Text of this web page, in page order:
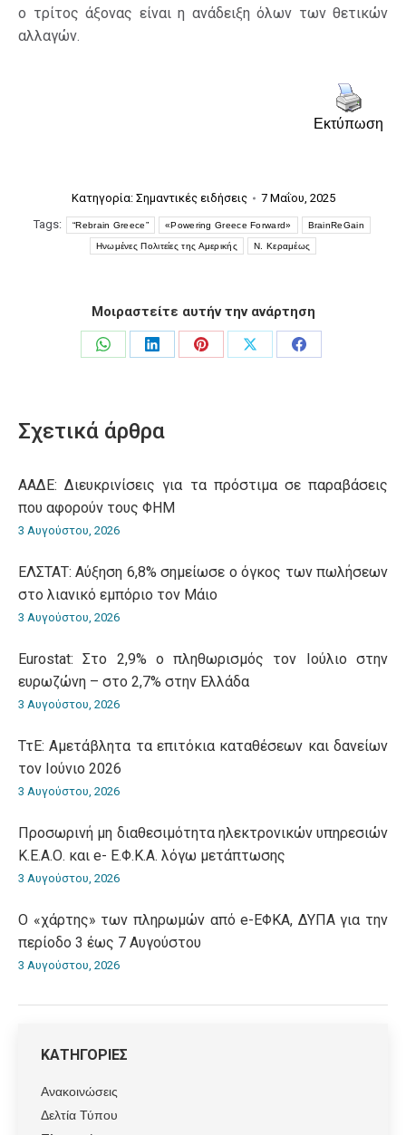
ο τρίτος άξονας είναι η ανάδειξη όλων των θετικών
αλλαγών.
Εκτύπωση
Κατηγορία: Σημαντικές ειδήσεις
7 Μαΐου, 2025
Tags:
“Rebrain Greece” «Powering Greece Forward» BrainReGain
Ηνωμένες Πολιτείες της Αμερικής Ν. Κεραμέως
Μοιραστείτε αυτήν την ανάρτηση
Share
Share
Share
Share
Share
Σχετικά άρθρα
ΑΑΔΕ: Διευκρινίσεις για τα πρόστιμα σε παραβάσεις
που αφορούν τους ΦΗΜ
3 Αυγούστου, 2026
ΕΛΣΤΑΤ: Αύξηση 6,8% σημείωσε ο όγκος των πωλήσεων
στο λιανικό εμπόριο τον Μάιο
3 Αυγούστου, 2026
Eurostat: Στο 2,9% ο πληθωρισμός τον Ιούλιο στην
ευρωζώνη – στο 2,7% στην Ελλάδα
3 Αυγούστου, 2026
ΤτΕ: Αμετάβλητα τα επιτόκια καταθέσεων και δανείων
τον Ιούνιο 2026
3 Αυγούστου, 2026
Προσωρινή μη διαθεσιμότητα ηλεκτρονικών υπηρεσιών
Κ.Ε.Α.Ο. και e- Ε.Φ.Κ.Α. λόγω μετάπτωσης
3 Αυγούστου, 2026
Ο «χάρτης» των πληρωμών από e-ΕΦΚΑ, ΔΥΠΑ για την
περίοδο 3 έως 7 Αυγούστου
3 Αυγούστου, 2026
ΚΑΤΗΓΟΡΙΕΣ
Ανακοινώσεις
Δελτία Τύπου